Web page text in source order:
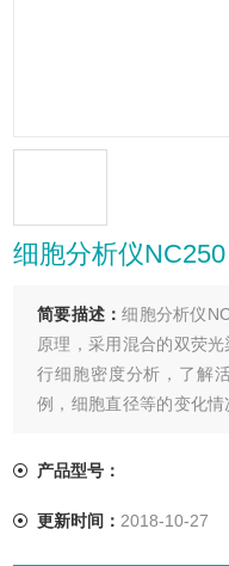
细胞分析仪NC250
简要描述：细胞分析仪
原理，采用混合的双荧
行细胞密度分析，了解
例，细胞直径等的变化
产品型号：
更新时间： 2018-10-27